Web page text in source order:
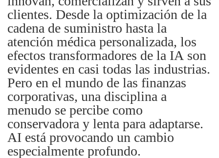
clientes. Desde la optimización de la
cadena de suministro hasta la
atención médica personalizada, los
efectos transformadores de la IA son
evidentes en casi todas las industrias.
Pero en el mundo de las finanzas
corporativas, una disciplina a
menudo se percibe como
conservadora y lenta para adaptarse.
AI está provocando un cambio
especialmente profundo.